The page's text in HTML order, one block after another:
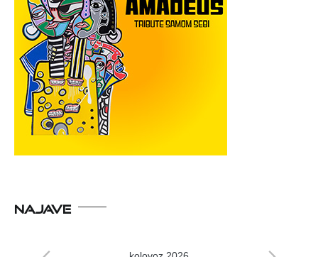
NAJAVE